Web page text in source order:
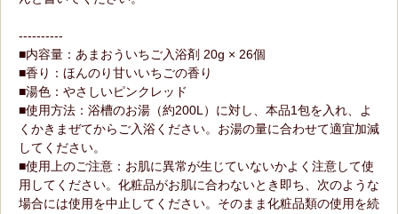
----------
■内容量：あまおういちご入浴剤 20g × 26個
■香り：ほんのり甘いいちごの香り
■湯色：やさしいピンクレッド
■使用方法：浴槽のお湯（約200L）に対し、本品1包を入れ、よ
くかきまぜてからご入浴ください。お湯の量に合わせて適宜加減
してください。
■使用上のご注意：お肌に異常が生じていないかよく注意して使
用してください。化粧品がお肌に合わないとき即ち、次のような
場合には使用を中止してください。そのまま化粧品類の使用を続